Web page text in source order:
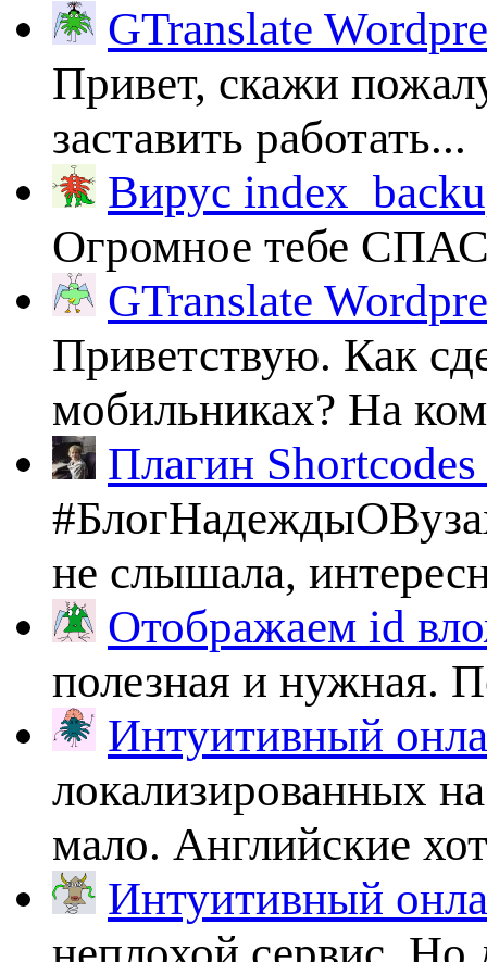
GTranslate
Привет, скажи
заставить работать...
Вирус
Огромное тебе
GTranslate
Приветствую. Как
мобильниках? На
Плагин
не слышала,
Отображаем id
полезная и нужная.
Интуитивный
локализированных
мало. Английские
Интуитивный